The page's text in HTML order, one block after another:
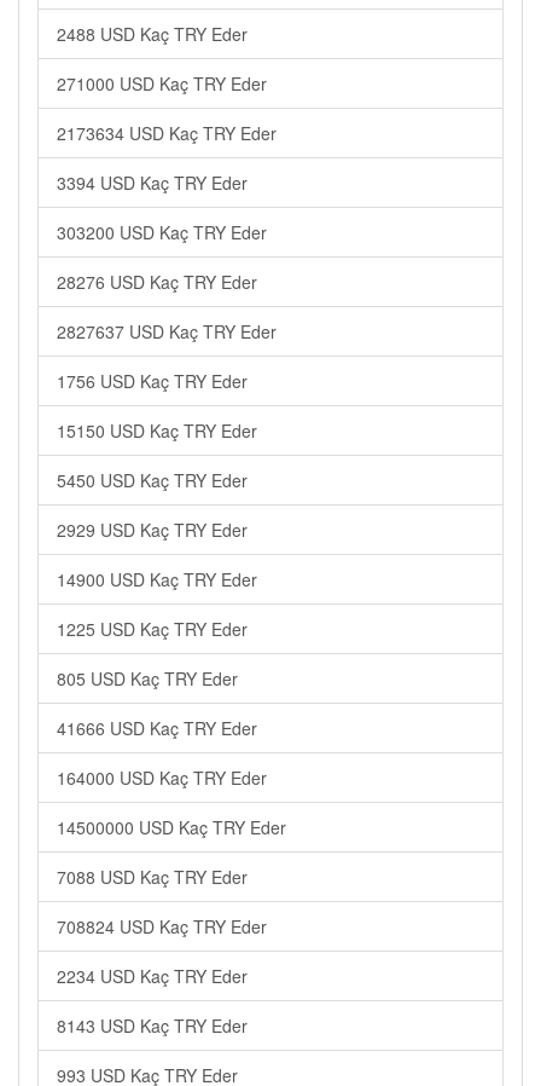
2488 USD Kaç TRY Eder
271000 USD Kaç TRY Eder
2173634 USD Kaç TRY Eder
3394 USD Kaç TRY Eder
303200 USD Kaç TRY Eder
28276 USD Kaç TRY Eder
2827637 USD Kaç TRY Eder
1756 USD Kaç TRY Eder
15150 USD Kaç TRY Eder
5450 USD Kaç TRY Eder
2929 USD Kaç TRY Eder
14900 USD Kaç TRY Eder
1225 USD Kaç TRY Eder
805 USD Kaç TRY Eder
41666 USD Kaç TRY Eder
164000 USD Kaç TRY Eder
14500000 USD Kaç TRY Eder
7088 USD Kaç TRY Eder
708824 USD Kaç TRY Eder
2234 USD Kaç TRY Eder
8143 USD Kaç TRY Eder
993 USD Kaç TRY Eder